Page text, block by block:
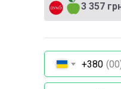
+380
3 357